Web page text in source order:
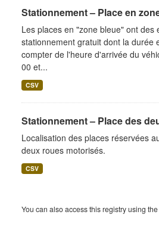
Stationnement – Place en
Les places en "zone bleue" ont des
stationnement gratuit dont la durée
compter de l'heure d'arrivée du
00 et...
CSV
Stationnement – Place des
Localisation des places réservées
deux roues motorisés.
CSV
You can also access this registry using the